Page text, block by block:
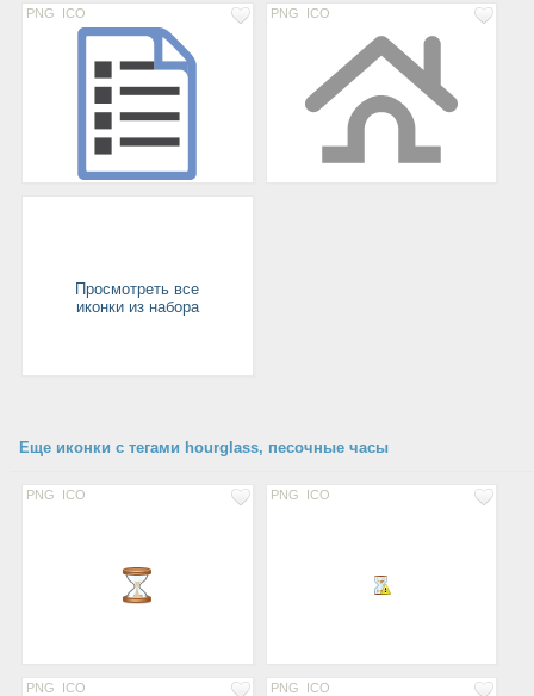
PNG ICO PNG ICO
Просмотреть все
иконки из набора
Еще иконки с тегами hourglass, песочные часы
PNG ICO PNG ICO
PNG ICO PNG ICO